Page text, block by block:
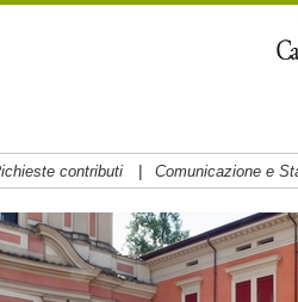
contributi | Comunicazione e